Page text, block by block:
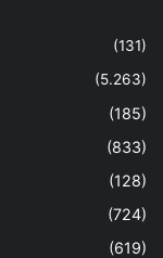
(131)
(5.263)
(185)
(833)
(128)
(724)
(619)